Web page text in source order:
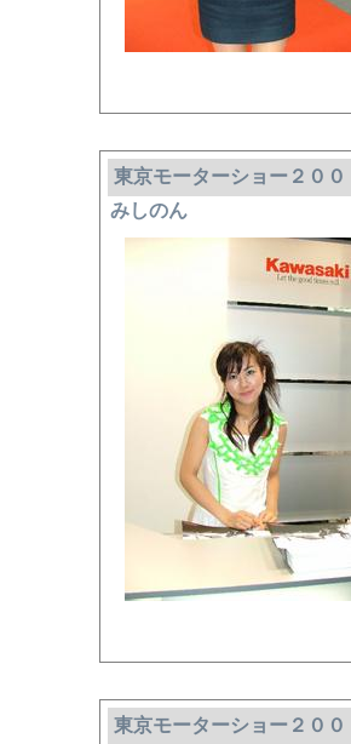
東京モーターショー２０
みしのん
東京モーターショー２０